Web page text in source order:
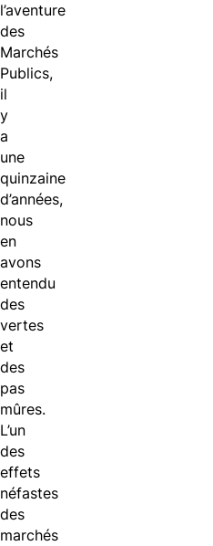
l’aventure
des
Marchés
Publics,
il
y
a
une
quinzaine
d’années,
nous
en
avons
entendu
des
vertes
et
des
pas
mûres.
L’un
des
effets
néfastes
des
marchés